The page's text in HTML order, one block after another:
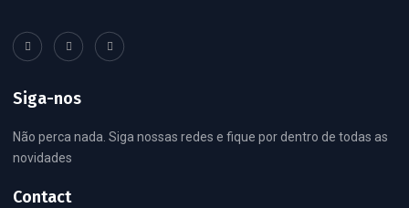
Siga-nos
Não perca nada. Siga nossas redes e fique por dentro de todas as
novidades
Contact